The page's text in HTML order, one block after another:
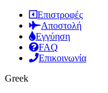
Επιστροφές
Αποστολή
Εγγύηση
FAQ
Επικοινωνία
Greek